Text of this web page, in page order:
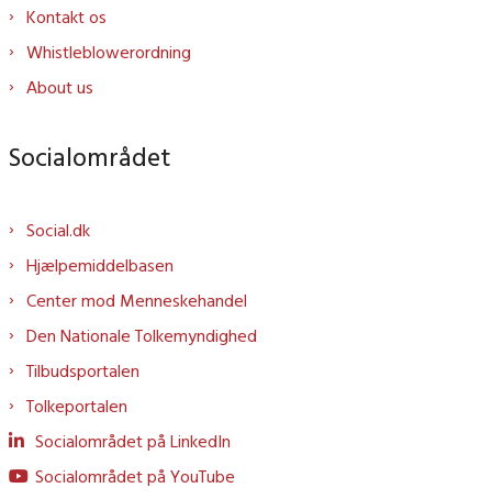
Kontakt os
Whistleblowerordning
About us
Socialområdet
Social.dk
Hjælpemiddelbasen
Center mod Menneskehandel
Den Nationale Tolkemyndighed
Tilbudsportalen
Tolkeportalen
Socialområdet på LinkedIn
Socialområdet på YouTube